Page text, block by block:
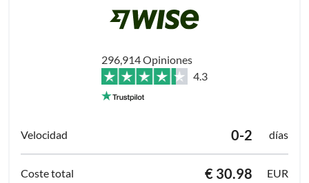
296,914 Opiniones
4.3
0-2 días
€ 30.98
EUR